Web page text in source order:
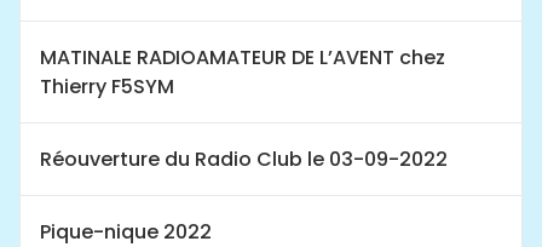
MATINALE RADIOAMATEUR DE L’AVENT chez
Thierry F5SYM
Réouverture du Radio Club le 03-09-2022
Pique-nique 2022